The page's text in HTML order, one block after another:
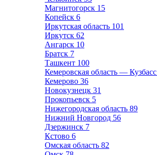
Магнитогорск 15
Копейск 6
Иркутская область 101
Иркутск 62
Ангарск 10
Братск 7
Ташкент 100
Кемеровская область — Кузбасс
Кемерово 36
Новокузнецк 31
Прокопьевск 5
Нижегородская область 89
Нижний Новгород 56
Дзержинск 7
Кстово 6
Омская область 82